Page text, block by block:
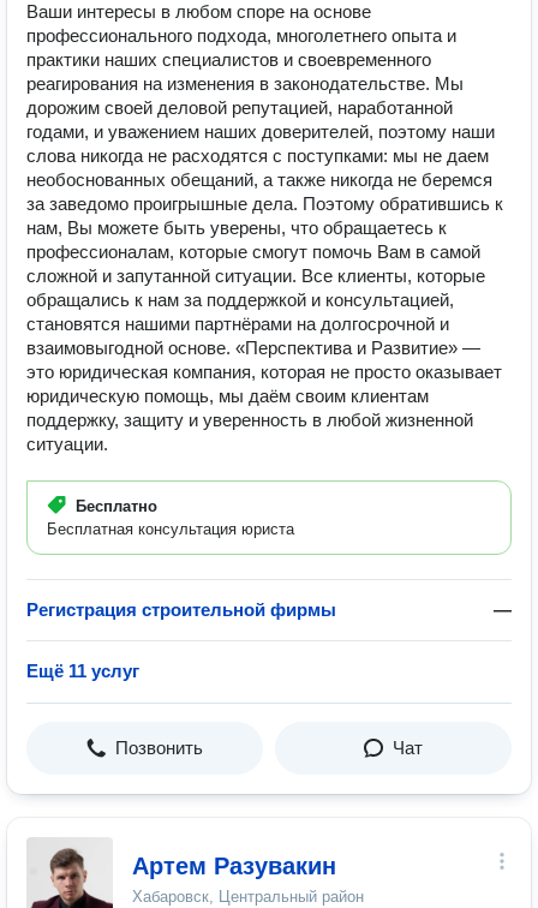
Ваши интересы в любом споре на основе
профессионального подхода, многолетнего опыта и
практики наших специалистов и своевременного
реагирования на изменения в законодательстве. Мы
дорожим своей деловой репутацией, наработанной
годами, и уважением наших доверителей, поэтому наши
слова никогда не расходятся с поступками: мы не даем
необоснованных обещаний, а также никогда не беремся
за заведомо проигрышные дела. Поэтому обратившись к
нам, Вы можете быть уверены, что обращаетесь к
профессионалам, которые смогут помочь Вам в самой
сложной и запутанной ситуации. Все клиенты, которые
обращались к нам за поддержкой и консультацией,
становятся нашими партнёрами на долгосрочной и
взаимовыгодной основе. «Перспектива и Развитие» —
это юридическая компания, которая не просто оказывает
юридическую помощь, мы даём своим клиентам
поддержку, защиту и уверенность в любой жизненной
ситуации.
Бесплатно
Бесплатная консультация юриста
Регистрация строительной фирмы —
Ещё 11 услуг
Позвонить Чат
Артем Разувакин
Хабаровск, Центральный район